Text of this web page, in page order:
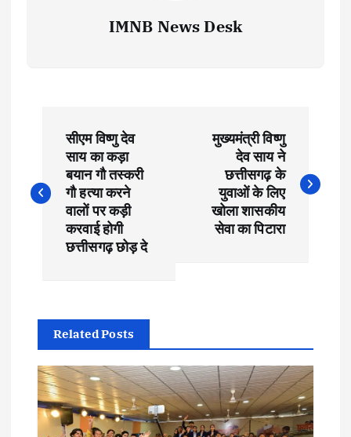
IMNB News Desk
s
a
v
सीएम विष्णु देव
साय का कड़ा
बयान गौ तस्करी
गौ हत्या करने
वालों पर कड़ी
करवाई होगी
छत्तीसगढ़ छोड़ दे
मुख्यमंत्री विष्णु
देव साय ने
छत्तीसगढ़ के
युवाओं के लिए
खोला शासकीय
सेवा का पिटारा
Related Posts